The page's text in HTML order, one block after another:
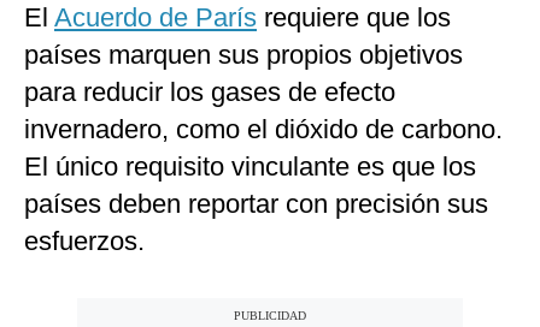
El Acuerdo de París requiere que los
países marquen sus propios objetivos
para reducir los gases de efecto
invernadero, como el dióxido de carbono.
El único requisito vinculante es que los
países deben reportar con precisión sus
esfuerzos.